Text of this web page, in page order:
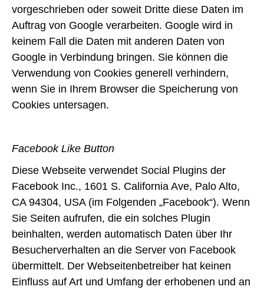
vorgeschrieben oder soweit Dritte diese Daten im
Auftrag von Google verarbeiten. Google wird in
keinem Fall die Daten mit anderen Daten von
Google in Verbindung bringen. Sie können die
Verwendung von Cookies generell verhindern,
wenn Sie in Ihrem Browser die Speicherung von
Cookies untersagen.
Facebook Like Button
Diese Webseite verwendet Social Plugins der
Facebook Inc., 1601 S. California Ave, Palo Alto,
CA 94304, USA (im Folgenden „Facebook“). Wenn
Sie Seiten aufrufen, die ein solches Plugin
beinhalten, werden automatisch Daten über Ihr
Besucherverhalten an die Server von Facebook
übermittelt. Der Webseitenbetreiber hat keinen
Einfluss auf Art und Umfang der erhobenen und an